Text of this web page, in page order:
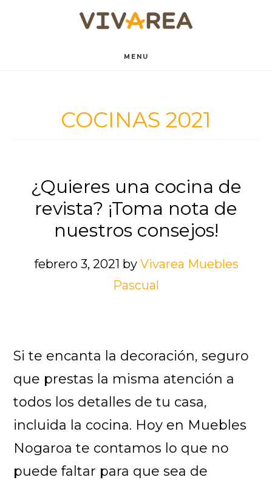
MENU
COCINAS 2021
¿Quieres una cocina de
revista? ¡Toma nota de
nuestros consejos!
febrero 3, 2021 by Vivarea Muebles
Pascual
Si te encanta la decoración, seguro
que prestas la misma atención a
todos los detalles de tu casa,
incluida la cocina. Hoy en Muebles
Nogaroa te contamos lo que no
puede faltar para que sea de